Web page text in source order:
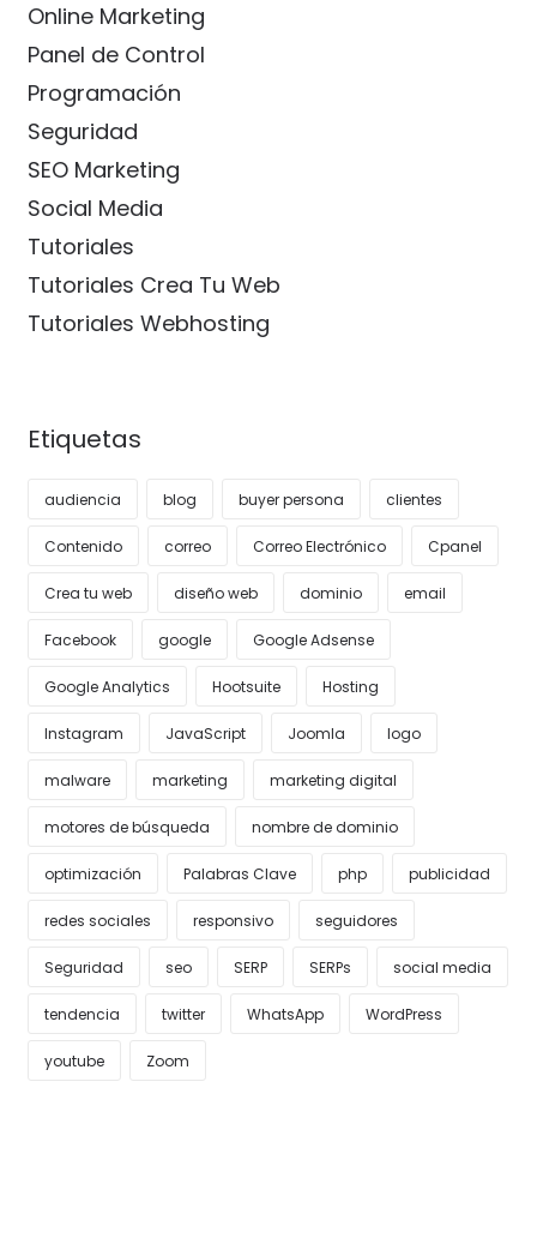
Online Marketing
Panel de Control
Programación
Seguridad
SEO Marketing
Social Media
Tutoriales
Tutoriales Crea Tu Web
Tutoriales Webhosting
Etiquetas
audiencia blog buyer persona clientes
Contenido correo Correo Electrónico Cpanel
Crea tu web diseño web dominio email
Facebook google Google Adsense
Google Analytics Hootsuite Hosting
Instagram JavaScript Joomla logo
malware marketing marketing digital
motores de búsqueda nombre de dominio
optimización Palabras Clave php publicidad
redes sociales responsivo seguidores
Seguridad seo SERP SERPs social media
tendencia twitter WhatsApp WordPress
youtube Zoom